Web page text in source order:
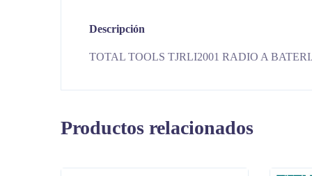
Descripción
TOTAL TOOLS TJRLI2001 RADIO A
Productos relacionados